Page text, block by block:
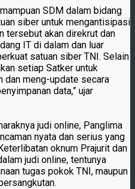
SDM dalam bidang
siber untuk mengantisipasi
tersebut akan direkrut dan
IT di dalam dan luar
satuan siber TNI. Selain
setiap Satker untuk
dan meng-update secara
data,” ujar
judi online, Panglima
nyata dan serius yang
oknum Prajurit dan
judi online, tentunya
tugas pokok TNI, maupun